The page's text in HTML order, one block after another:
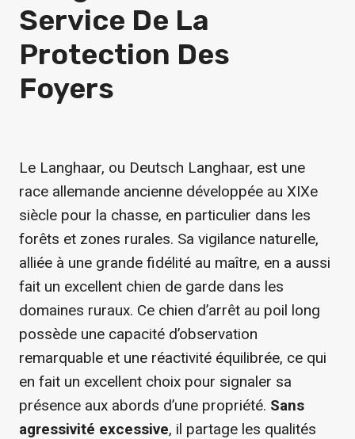
Service De La
Protection Des
Foyers
Le Langhaar, ou Deutsch Langhaar, est une
race allemande ancienne développée au XIXe
siècle pour la chasse, en particulier dans les
forêts et zones rurales. Sa vigilance naturelle,
alliée à une grande fidélité au maître, en a aussi
fait un excellent chien de garde dans les
domaines ruraux. Ce chien d’arrêt au poil long
possède une capacité d’observation
remarquable et une réactivité équilibrée, ce qui
en fait un excellent choix pour signaler sa
présence aux abords d’une propriété. Sans
agressivité excessive, il partage les qualités